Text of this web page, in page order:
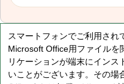
スマートフォンでご利用され
Microsoft Office用ファイルを
リケーションが端末にインス
いことがございます。その場